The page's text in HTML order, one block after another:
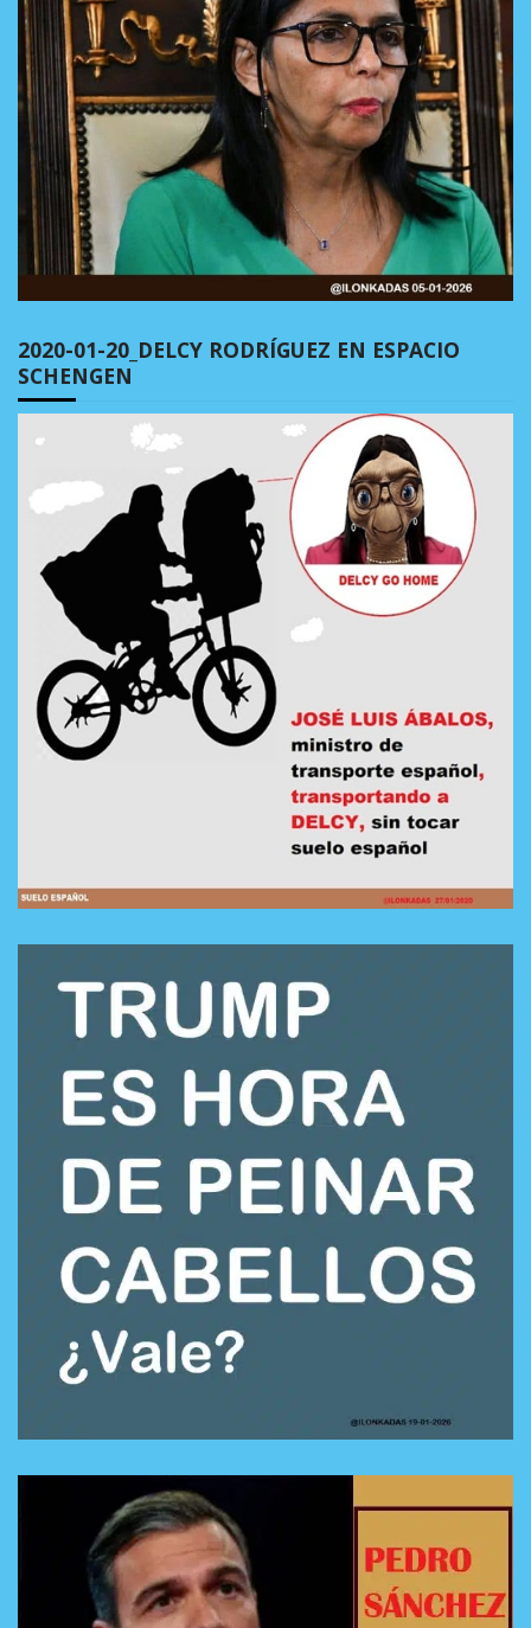
2020-01-20_DELCY RODRÍGUEZ EN ESPACIO
SCHENGEN